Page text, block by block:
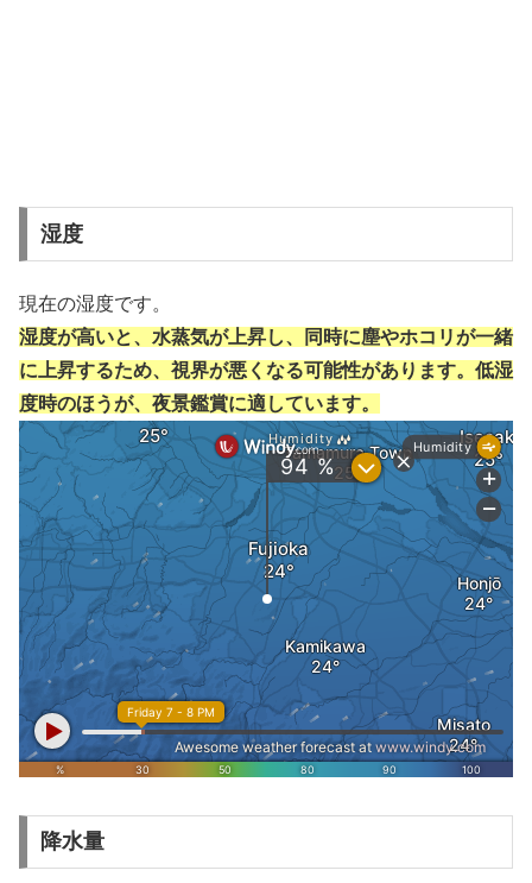
湿度
現在の湿度です。
湿度が高いと、水蒸気が上昇し、同時に塵やホコリが一緒
に上昇するため、視界が悪くなる可能性があります。低湿
度時のほうが、夜景鑑賞に適しています。
降水量